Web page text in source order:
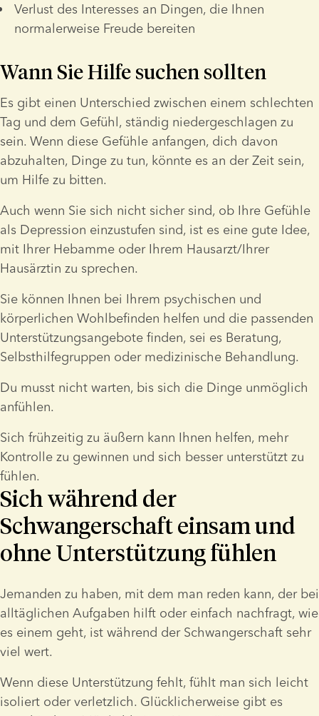
Verlust des Interesses an Dingen, die Ihnen
normalerweise Freude bereiten
Wann Sie Hilfe suchen sollten
Es gibt einen Unterschied zwischen einem schlechten
Tag und dem Gefühl, ständig niedergeschlagen zu
sein. Wenn diese Gefühle anfangen, dich davon
abzuhalten, Dinge zu tun, könnte es an der Zeit sein,
um Hilfe zu bitten.
Auch wenn Sie sich nicht sicher sind, ob Ihre Gefühle
als Depression einzustufen sind, ist es eine gute Idee,
mit Ihrer Hebamme oder Ihrem Hausarzt/Ihrer
Hausärztin zu sprechen.
Sie können Ihnen bei Ihrem psychischen und
körperlichen Wohlbefinden helfen und die passenden
Unterstützungsangebote finden, sei es Beratung,
Selbsthilfegruppen oder medizinische Behandlung.
Du musst nicht warten, bis sich die Dinge unmöglich
anfühlen.
Sich frühzeitig zu äußern kann Ihnen helfen, mehr
Kontrolle zu gewinnen und sich besser unterstützt zu
fühlen.
Sich während der
Schwangerschaft einsam und
ohne Unterstützung fühlen
Jemanden zu haben, mit dem man reden kann, der bei
alltäglichen Aufgaben hilft oder einfach nachfragt, wie
es einem geht, ist während der Schwangerschaft sehr
viel wert.
Wenn diese Unterstützung fehlt, fühlt man sich leicht
isoliert oder verletzlich. Glücklicherweise gibt es